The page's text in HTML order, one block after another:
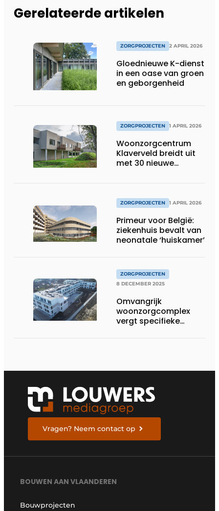
Gerelateerde artikelen
ZORGPROJECTEN 2 APRIL 2026
Gloednieuwe K-dienst
in een oase van groen
en geborgenheid
ZORGPROJECTEN 1 APRIL 2026
Woonzorgcentrum
Klaverveld breidt uit
met 30 nieuwe
ZORGPROJECTEN 1 APRIL 2026
Primeur voor België:
ziekenhuis bevalt van
neonatale ‘huiskamer’
ZORGPROJECTEN
8 DECEMBER 2025
Omvangrijk
woonzorgcomplex
vergt specifieke
Vragen? Neem contact op
BOUWEN AAN VLAANDEREN
Bouwprojecten